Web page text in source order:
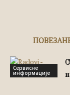
Сервисне
информације